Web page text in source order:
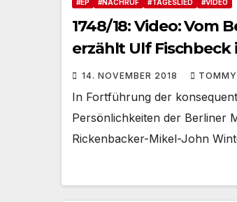
#EP #NACHRUF #TAGESLIED #VIDEO
1748/18: Video: Vom
erzählt Ulf
Frieden ruht
14. NOVEMBER 2018
In Fortführung der
Persönlichkeiten der Berliner
Rickenbacker-Mikel-John